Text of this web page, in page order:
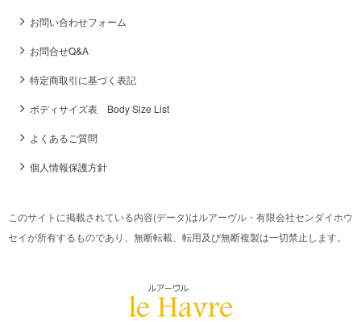
お問い合わせフォーム
お問合せQ&A
特定商取引に基づく表記
ボディサイズ表 Body Size List
よくあるご質問
個人情報保護方針
このサイトに掲載されている内容(データ)はルアーヴル・有限会社センダイホウ
セイが所有するものであり、無断転載、転用及び無断複製は一切禁止します。